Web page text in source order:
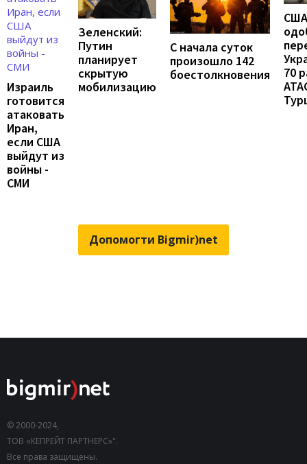
Израиль
готовится
атаковать
Иран,
если США
выйдут из
войны -
СМИ
Зеленский:
Путин
планирует
скрытую
мобилизацию
С начала суток
произошло 142
боестолкновения
США
70
Допомогти Bigmir)net
© 2000-2024,
ТОВ «КЕПРЕЙТ ПАРТНЕРС»".
Все права защищены.